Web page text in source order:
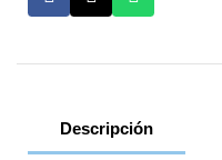
Descripción